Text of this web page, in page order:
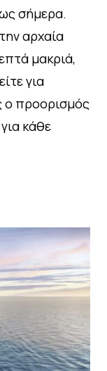
σήμερα.
αρχαία
μακριά,
για
ο προορισμός
κάθε